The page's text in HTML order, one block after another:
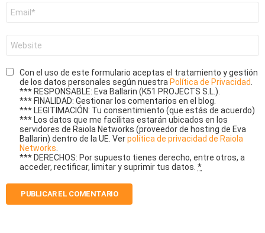
electrónico
*
Con el uso de este formulario aceptas el tratamiento y gestión
de los datos personales según nuestra Política de Privacidad
*** RESPONSABLE: Eva Ballarin (K51 PROJECTS S.L.).
*** FINALIDAD: Gestionar los comentarios en el blog.
*** LEGITIMACIÓN: Tu consentimiento (que estás de acuerdo)
*** Los datos que me facilitas estarán ubicados en los
servidores de Raiola Networks (proveedor de hosting de Eva
Ballarin) dentro de la UE. Verpolítica de privacidad de Raiola
Networks
*** DERECHOS: Por supuesto tienes derecho, entre otros, a
acceder, rectificar, limitar y suprimir tus datos. *